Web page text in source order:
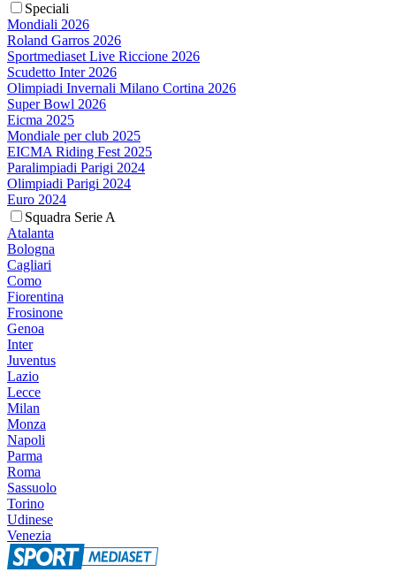
Speciali
Mondiali 2026
Roland Garros 2026
Sportmediaset Live Riccione 2026
Scudetto Inter 2026
Olimpiadi Invernali Milano Cortina 2026
Super Bowl 2026
Eicma 2025
Mondiale per club 2025
EICMA Riding Fest 2025
Paralimpiadi Parigi 2024
Olimpiadi Parigi 2024
Euro 2024
Squadra Serie A
Atalanta
Bologna
Cagliari
Como
Fiorentina
Frosinone
Genoa
Inter
Juventus
Lazio
Lecce
Milan
Monza
Napoli
Parma
Roma
Sassuolo
Torino
Udinese
Venezia